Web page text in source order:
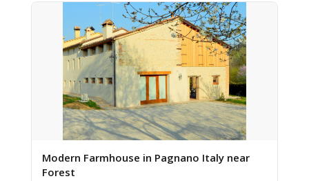
Modern Farmhouse in Pagnano Italy near
Forest